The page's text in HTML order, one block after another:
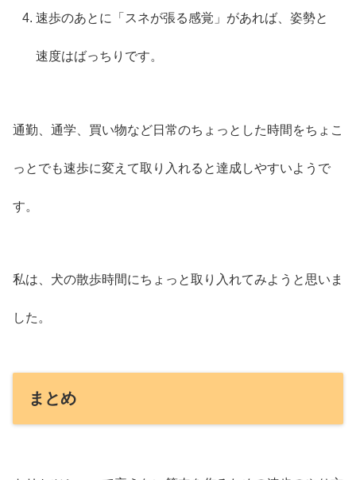
速歩のあとに「スネが張る感覚」があれば、姿勢と
速度はばっちりです。
通勤、通学、買い物など日常のちょっとした時間をちょこ
っとでも速歩に変えて取り入れると達成しやすいようで
す。
私は、犬の散歩時間にちょっと取り入れてみようと思いま
した。
まとめ